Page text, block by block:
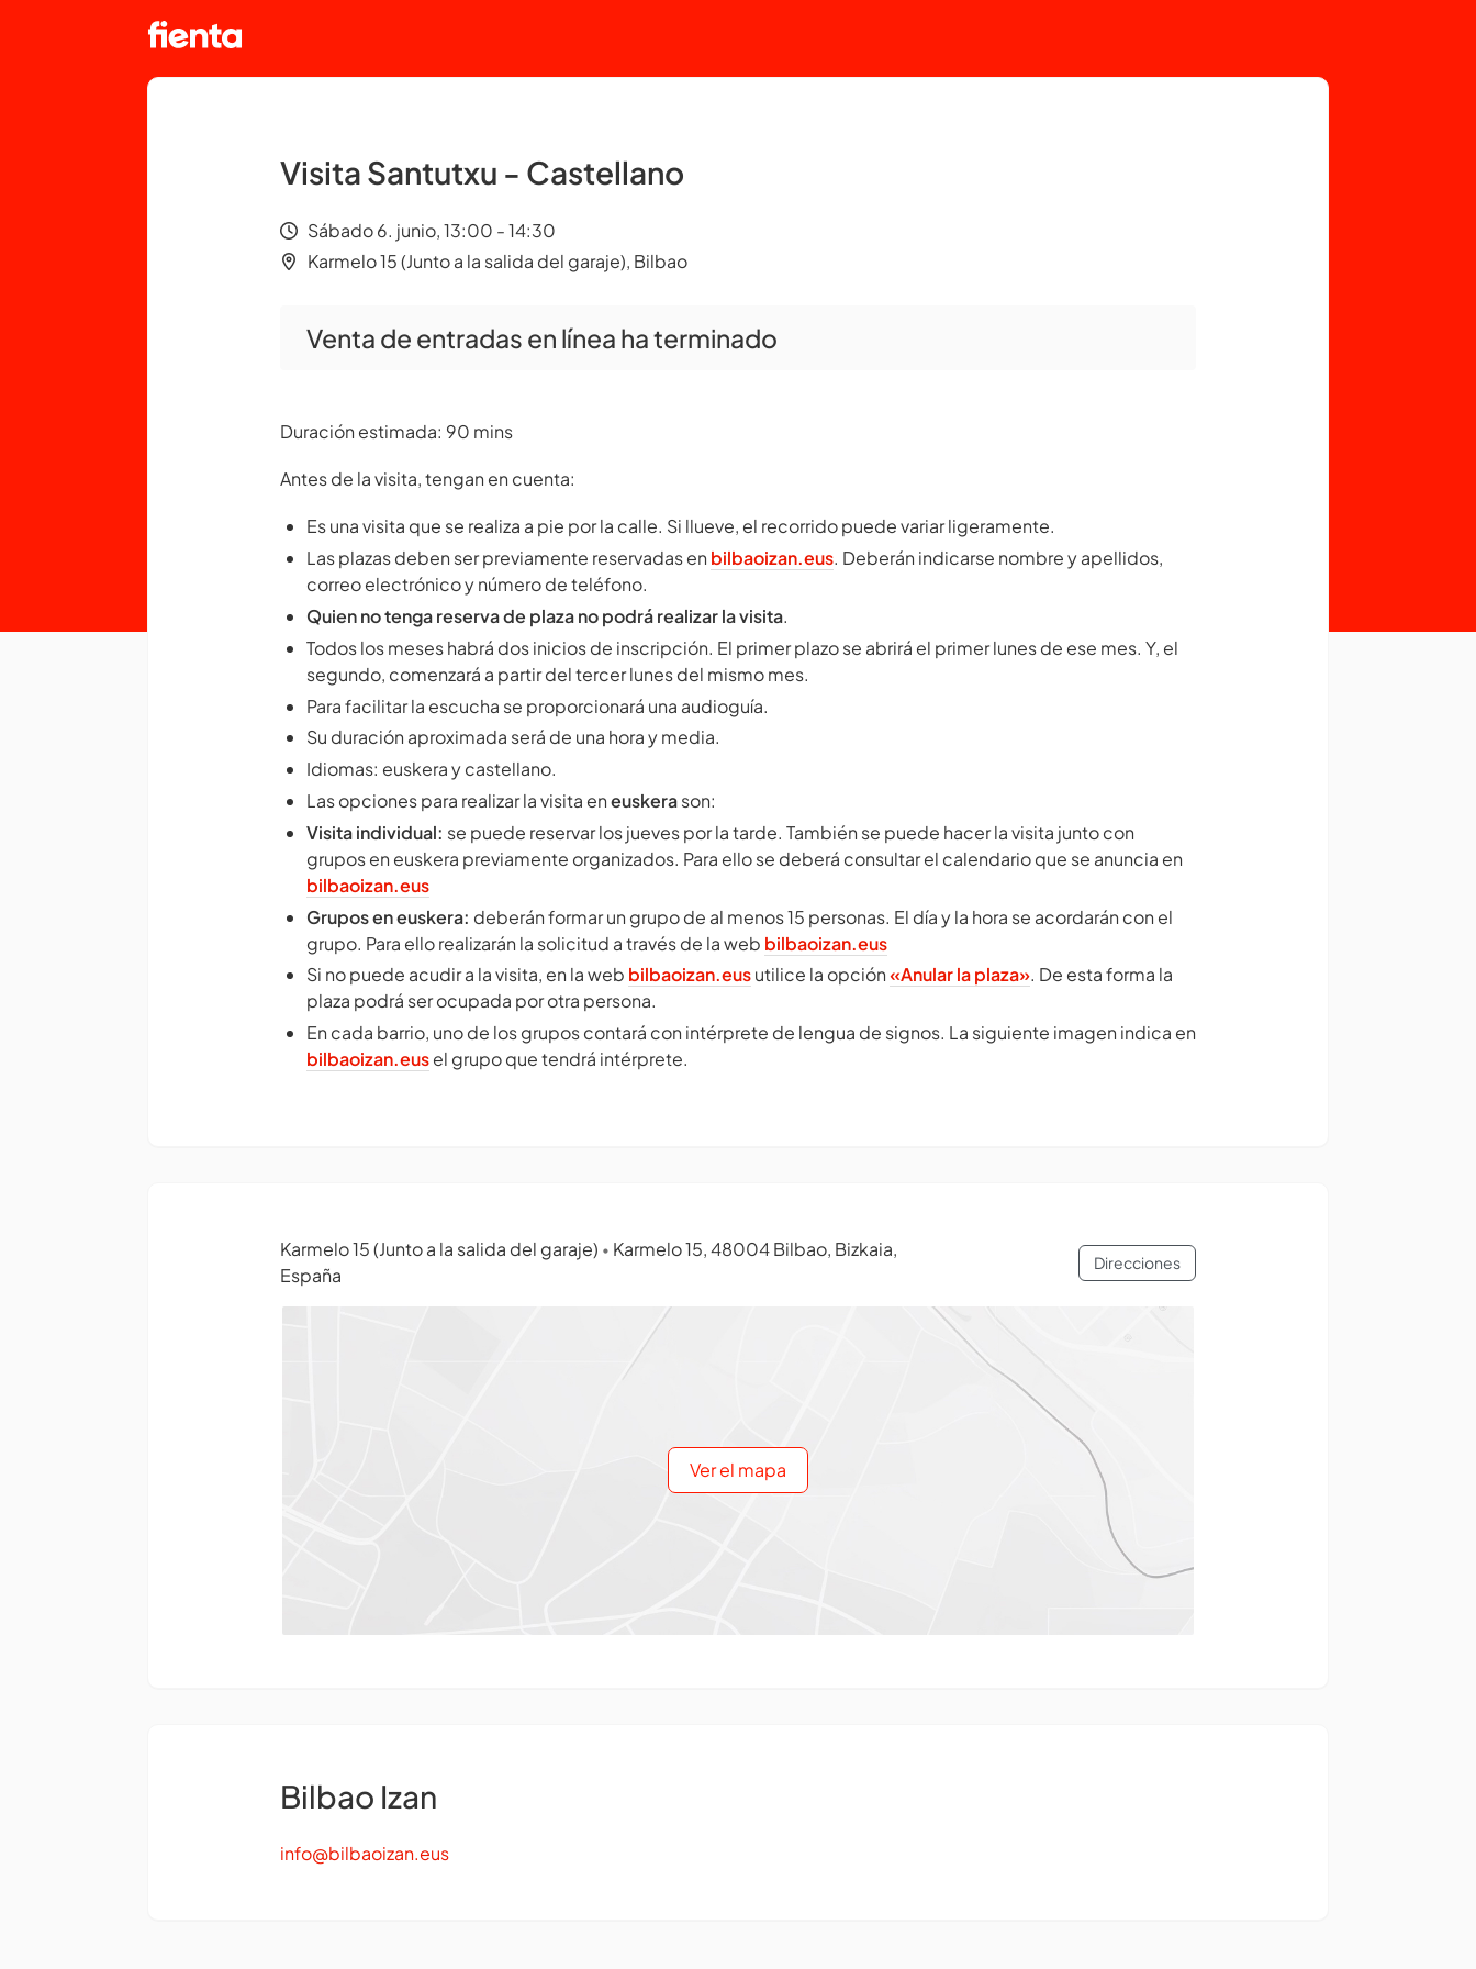
Visita Santutxu - Castellano
Sábado 6. junio, 13:00 - 14:30
Karmelo 15 (Junto a la salida del garaje), Bilbao
Venta de entradas en línea ha terminado
Duración estimada: 90 mins
Antes de la visita, tengan en cuenta:
Es una visita que se realiza a pie por la calle. Si llueve, el recorrido puede variar ligeramente.
Las plazas deben ser previamente reservadas en bilbaoizan.eus. Deberán indicarse nombre y apellidos,
correo electrónico y número de teléfono.
Quien no tenga reserva de plaza no podrá realizar la visita.
Todos los meses habrá dos inicios de inscripción. El primer plazo se abrirá el primer lunes de ese mes. Y, el
segundo, comenzará a partir del tercer lunes del mismo mes.
Para facilitar la escucha se proporcionará una audioguía.
Su duración aproximada será de una hora y media.
Idiomas: euskera y castellano.
Las opciones para realizar la visita eneuskerason:
Visita individual: se puede reservar los jueves por la tarde. También se puede hacer la visita junto con
grupos en euskera previamente organizados. Para ello se deberá consultar el calendario que se anuncia en
bilbaoizan.eus
Grupos en euskera: deberán formar un grupo de al menos 15 personas. El día y la hora se acordarán con el
grupo. Para ello realizarán la solicitud a través de la web bilbaoizan.eus
Si no puede acudir a la visita, en la web bilbaoizan.eusutilice la opción«Anular la plaza». De esta forma la
plaza podrá ser ocupada por otra persona.
En cada barrio, uno de los grupos contará con intérprete de lengua de signos. La siguiente imagen indica en
bilbaoizan.eusel grupo que tendrá intérprete.
Karmelo 15 (Junto a la salida del garaje) • Karmelo 15, 48004 Bilbao, Bizkaia,
España
Direcciones
Ver el mapa
Bilbao Izan
info@bilbaoizan.eus